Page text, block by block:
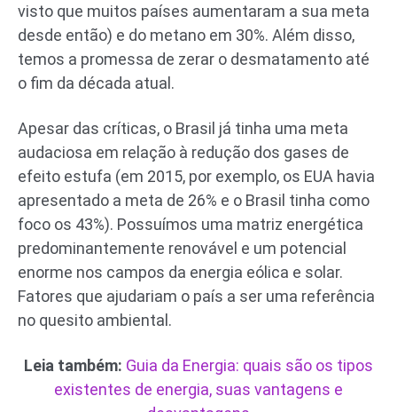
visto que muitos países aumentaram a sua meta
desde então) e do metano em 30%. Além disso,
temos a promessa de zerar o desmatamento até
o fim da década atual.
Apesar das críticas, o Brasil já tinha uma meta
audaciosa em relação à redução dos gases de
efeito estufa (em 2015, por exemplo, os EUA havia
apresentado a meta de 26% e o Brasil tinha como
foco os 43%). Possuímos uma matriz energética
predominantemente renovável e um potencial
enorme nos campos da energia eólica e solar.
Fatores que ajudariam o país a ser uma referência
no quesito ambiental.
Leia também: Guia da Energia: quais são os tipos
existentes de energia, suas vantagens e